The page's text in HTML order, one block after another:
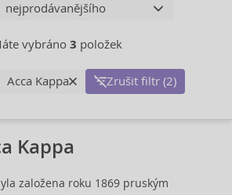
vybráno 3 položek
Acca Kappa Zrušit filtr (2)
Kappa
založena roku 1869 pruským